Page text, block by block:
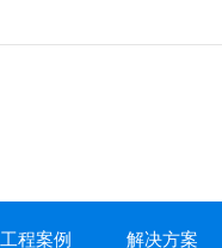
工程案例 解决方案